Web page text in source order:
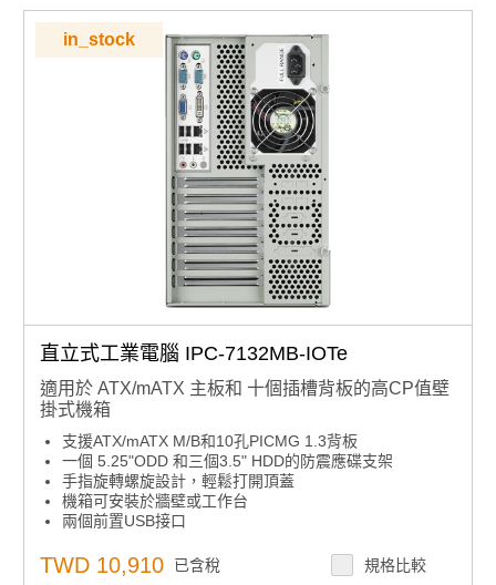
in_stock
直立式工業電腦 IPC-7132MB-IOTe
適用於 ATX/mATX 主板和 十個插槽背板的高CP值壁
掛式機箱
支援ATX/mATX M/B和10孔PICMG 1.3背板
一個 5.25"ODD 和三個3.5" HDD的防震應碟支架
手指旋轉螺旋設計，輕鬆打開頂蓋
機箱可安裝於牆壁或工作台
兩個前置USB接口
TWD 10,910 已含稅 規格比較